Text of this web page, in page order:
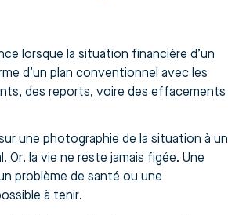
lorsque la situation financière d’un
d’un plan conventionnel avec les
des reports, voire des effacements
une photographie de la situation à un
la vie ne reste jamais figée. Une
problème de santé ou une
à tenir.